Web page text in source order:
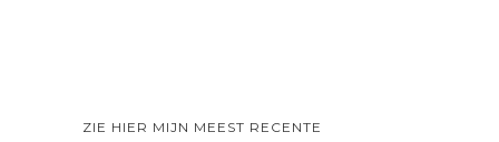
ZIE HIER MIJN MEEST RECENTE